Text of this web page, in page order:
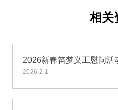
相关
2026新春笛梦义工慰问活
2026-2-1